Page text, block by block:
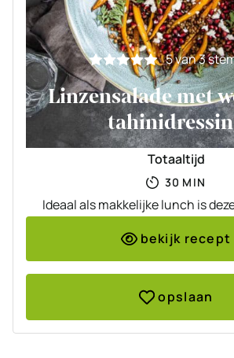
5van3
Linzensalade met
Totaaltijd
30 MINUTEN
MIN
Ideaal als makkelijke lunch is
bekijk recept
opslaan